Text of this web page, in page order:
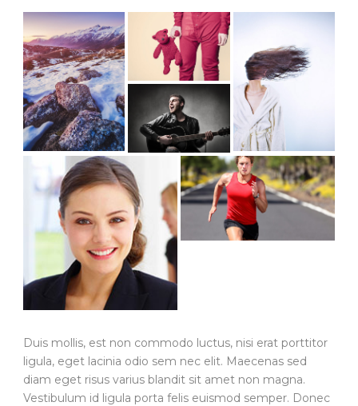
Duis mollis, est non commodo luctus, nisi erat porttitor
ligula, eget lacinia odio sem nec elit. Maecenas sed
diam eget risus varius blandit sit amet non magna.
Vestibulum id ligula porta felis euismod semper. Donec